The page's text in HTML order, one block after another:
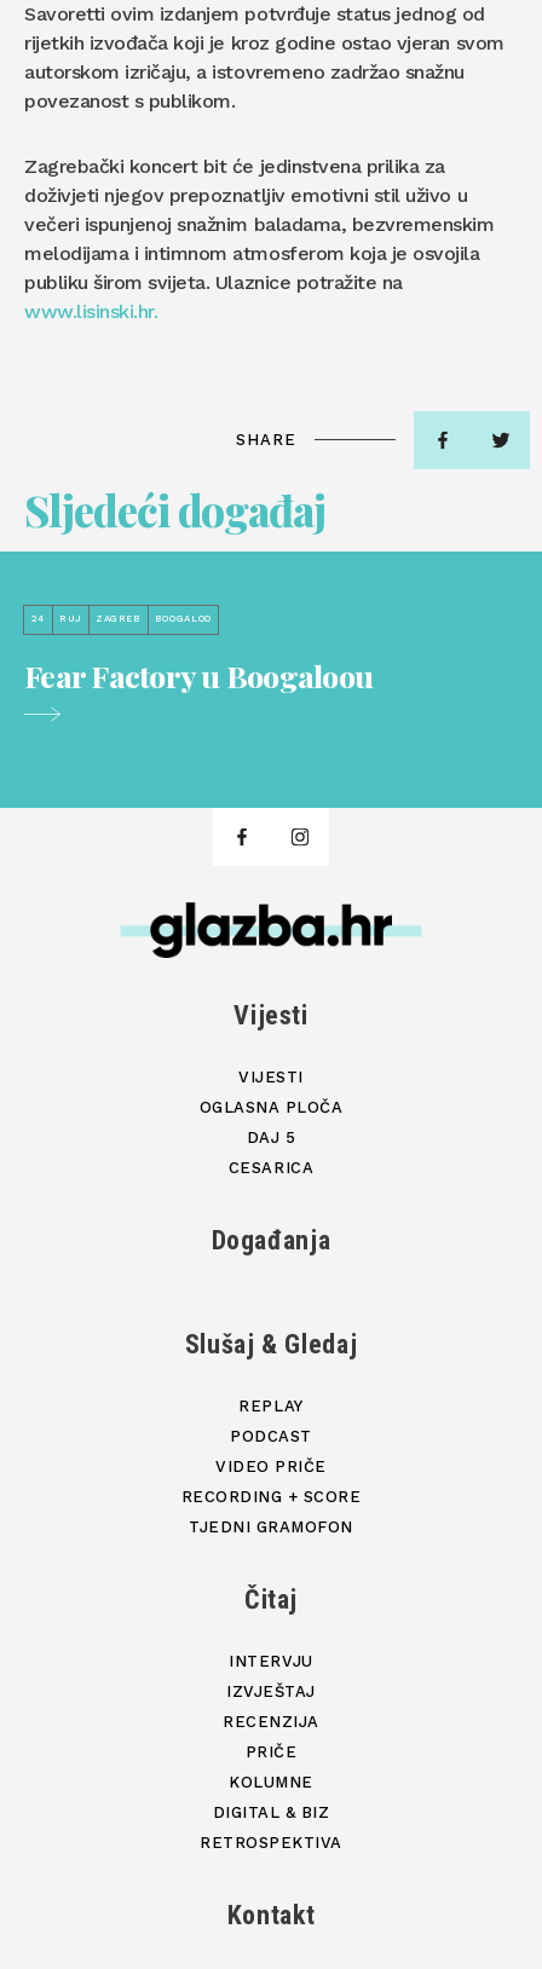
Savoretti ovim izdanjem potvrđuje status jednog od
rijetkih izvođača koji je kroz godine ostao vjeran svom
autorskom izričaju, a istovremeno zadržao snažnu
povezanost s publikom.
Zagrebački koncert bit će jedinstvena prilika za
doživjeti njegov prepoznatljiv emotivni stil uživo u
večeri ispunjenoj snažnim baladama, bezvremenskim
melodijama i intimnom atmosferom koja je osvojila
publiku širom svijeta. Ulaznice potražite na
www.lisinski.hr.
SHARE
Sljedeći događaj
24 RUJ ZAGREB BOOGALOO
Fear Factory u Boogaloou
Vijesti
VIJESTI
OGLASNA PLOČA
DAJ 5
CESARICA
Događanja
Slušaj & Gledaj
REPLAY
PODCAST
VIDEO PRIČE
RECORDING + SCORE
TJEDNI GRAMOFON
Čitaj
INTERVJU
IZVJEŠTAJ
RECENZIJA
PRIČE
KOLUMNE
DIGITAL & BIZ
RETROSPEKTIVA
Kontakt